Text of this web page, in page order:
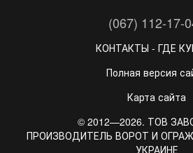
(067) 112-17-
КОНТАКТЫ - ГДЕ
Полная версия
Карта сайта
© 2012—2026. ТОВ
ПРОИЗВОДИТЕЛЬ ВОРОТ И
УКРАИНЕ